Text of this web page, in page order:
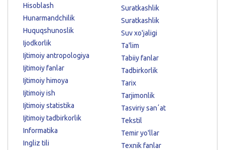
Hisoblash
Hunarmandchilik
Huquqshunoslik
Ijodkorlik
Ijtimoiy antropologiya
Ijtimoiy fanlar
Ijtimoiy himoya
Ijtimoiy ish
Ijtimoiy statistika
Ijtimoiy tadbirkorlik
Informatika
Ingliz tili
Suratkashlik
Suratkashlik
Suv xo'jaligi
Ta'lim
Tabiiy fanlar
Tadbirkorlik
Tarix
Tarjimonlik
Tasviriy sanʼat
Tekstil
Temir yo'llar
Texnik fanlar